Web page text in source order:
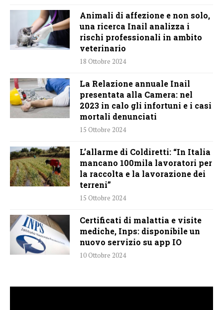
Animali di affezione e non solo,
una ricerca Inail analizza i
rischi professionali in ambito
veterinario
18 Ottobre 2024
La Relazione annuale Inail
presentata alla Camera: nel
2023 in calo gli infortuni e i casi
mortali denunciati
15 Ottobre 2024
L’allarme di Coldiretti: “In Italia
mancano 100mila lavoratori per
la raccolta e la lavorazione dei
terreni”
15 Ottobre 2024
Certificati di malattia e visite
mediche, Inps: disponibile un
nuovo servizio su app IO
10 Ottobre 2024